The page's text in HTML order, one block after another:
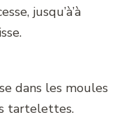
jusqu’à’à
dans les moules
tartelettes.